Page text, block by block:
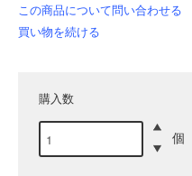
この商品について問い合わせる
買い物を続ける
購入数
個